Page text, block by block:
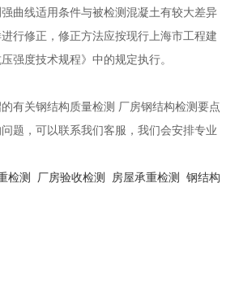
曲线适用条件与被检测混凝土有较大差异
行修正，修正方法应按现行上海市工程建
强度技术规程》中的规定执行。
有关钢结构质量检测 厂房钢结构检测要点
题，可以联系我们客服，我们会安排专业
检测 厂房验收检测 房屋承重检测
钢结构